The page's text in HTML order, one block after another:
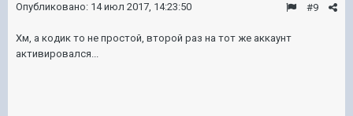
#9
Опубликовано: 14 июл 2017, 14:23:50
Хм, а кодик то не простой, второй раз на тот же аккаунт
активировался...